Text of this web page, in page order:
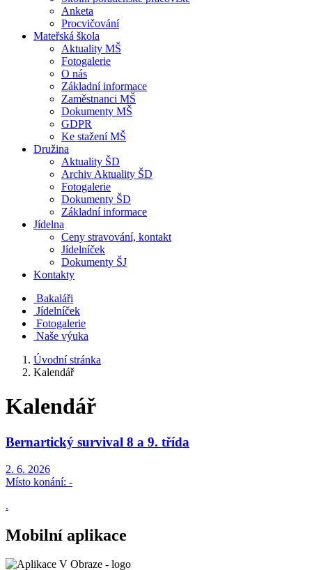
Anketa
Procvičování
Mateřská škola
Aktuality MŠ
Fotogalerie
O nás
Základní informace
Zaměstnanci MŠ
Dokumenty MŠ
GDPR
Ke stažení MŠ
Družina
Aktuality ŠD
Archiv Aktuality ŠD
Fotogalerie
Dokumenty ŠD
Základní informace
Jídelna
Ceny stravování, kontakt
Jídelníček
Dokumenty ŠJ
Kontakty
Bakaláři
Jídelníček
Fotogalerie
Naše výuka
Úvodní stránka
Kalendář
Kalendář
Bernartický survival 8 a 9. třída
2. 6. 2026
Místo konání: -
.
Mobilní aplikace